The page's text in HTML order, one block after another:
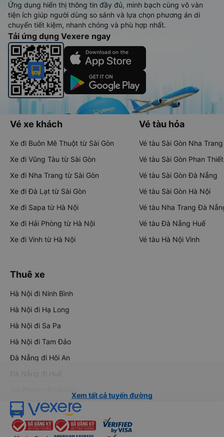
Ứng dụng hiển thị thông tin đầy đủ, minh bạch cùng vô vàn
tiện ích giúp người dùng so sánh và lựa chọn phương án di
chuyển tiết kiệm, nhanh chóng và phù hợp nhất.
Tải ứng dụng Vexere ngay
Vé xe khách
Xe đi Buôn Mê Thuột từ Sài Gòn
Xe đi Vũng Tàu từ Sài Gòn
Xe đi Nha Trang từ Sài Gòn
Xe đi Đà Lạt từ Sài Gòn
Xe đi Sapa từ Hà Nội
Xe đi Hải Phòng từ Hà Nội
Xe đi Vinh từ Hà Nội
Vé tàu hỏa
Vé tàu Sài Gòn Nha Trang
Vé tàu Sài Gòn Phan Thiết
Vé tàu Sài Gòn Đà Nẵng
Vé tàu Sài Gòn Hà Nội
Vé tàu Nha Trang Đà
Vé tàu Đà Nẵng Huế
Vé tàu Hà Nội Vinh
Thuê xe
Hà Nội đi Ninh Bình
Hà Nội đi Hạ Long
Hà Nội đi Sa Pa
Hà Nội đi Tam Đảo
Đà Nẵng đi Hội An
Đà Nẵng đi Huế
Xem tất cả tuyến đường